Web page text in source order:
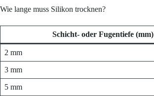
Wie lange muss Silikon trocknen?
Schicht- oder Fugen­tiefe (mm)
2 mm
3 mm
5 mm